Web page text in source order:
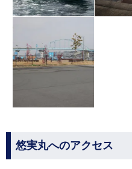
悠実丸へのアクセス